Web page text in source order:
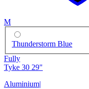
M
Thunderstorm Blue
Fully
Tyke 30 29"
Aluminium|